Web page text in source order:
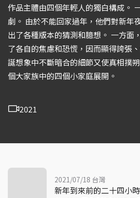
作品主體由四個年輕人的獨白構成。
劇。 由於不能回家過年，他們對新年
出了各種版本的猜測和臆想。 一方面
了各自的焦慮和恐慌，因而顯得誇張
誕想象中不斷暗合的細節又使真相撲
個大家族中的四個小家庭展開。
2021
2021/07/18 台灣
新年到來前的二十四小